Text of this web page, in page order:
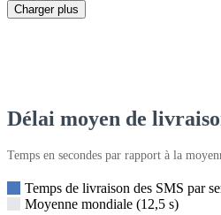
Charger plus
Délai moyen de
Temps en secondes par rapport à la
Temps de livraison des SMS par
Moyenne mondiale (12,5 s)